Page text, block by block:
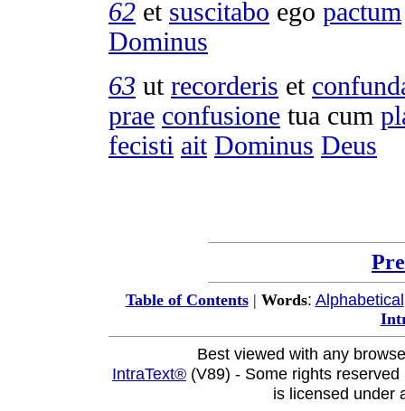
62 et suscitabo ego pactum
Dominus
63 ut recorderis et
prae confusione tua cum
fecisti ait Dominus Deus
Table of Contents| Words: Alphabetical
Best viewed with any
IntraText® (V89) - Some rights
is licensed under